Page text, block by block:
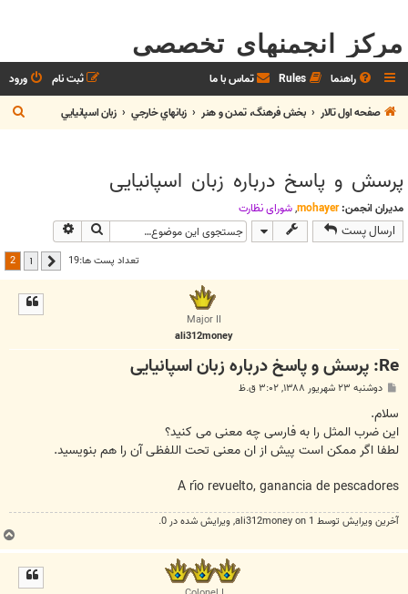
مرکز انجمنهای تخصصی
راهنما Rules تماس با ما ورود
ثبت نام
صفحه اول تالار
بخش فرهنگ، تمدن و هنر زبانهاي خارجي زبان اسپانيايي
س
پرسش و پاسخ درباره زبان اسپانیایی
مدیران انجمن: mohayer
,شوراي نظارت
ارسال پست جستجو
تعداد پست ها:19 قبلی 1
2
Major II
ali312money
Re: پرسش و پاسخ درباره زبان اسپانیایی
ت
دوشنبه ۲۳ شهریور ۱۳۸۸, ۳:۰۲ ق.ظ
سلام.
این ضرب المثل را به فارسی چه معنی می کنید؟
لطفا اگر ممکن است پیش از ان معنی تحت اللفظی آن را هم بنویسید.
A río revuelto, ganancia de pescadores
آخرین ويرايش توسط 1 on ali312money, ويرايش شده در 0.